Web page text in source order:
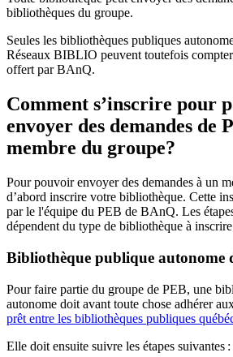
bibliothèques du groupe.
Seules les bibliothèques publiques
Réseaux BIBLIO peuvent toutefois compter
offert par BAnQ.
Comment s’inscrire pour
envoyer des demandes de
membre du groupe?
Pour pouvoir envoyer des demandes à un
d’abord inscrire votre bibliothèque. Cette
par le l'équipe du PEB de BAnQ. Les
dépendent du type de bibliothèque à
Bibliothèque publique autonome
Pour faire partie du groupe de PEB, une
autonome doit avant toute chose adhérer
prêt entre les bibliothèques publiques
Elle doit ensuite suivre les étapes suivantes :